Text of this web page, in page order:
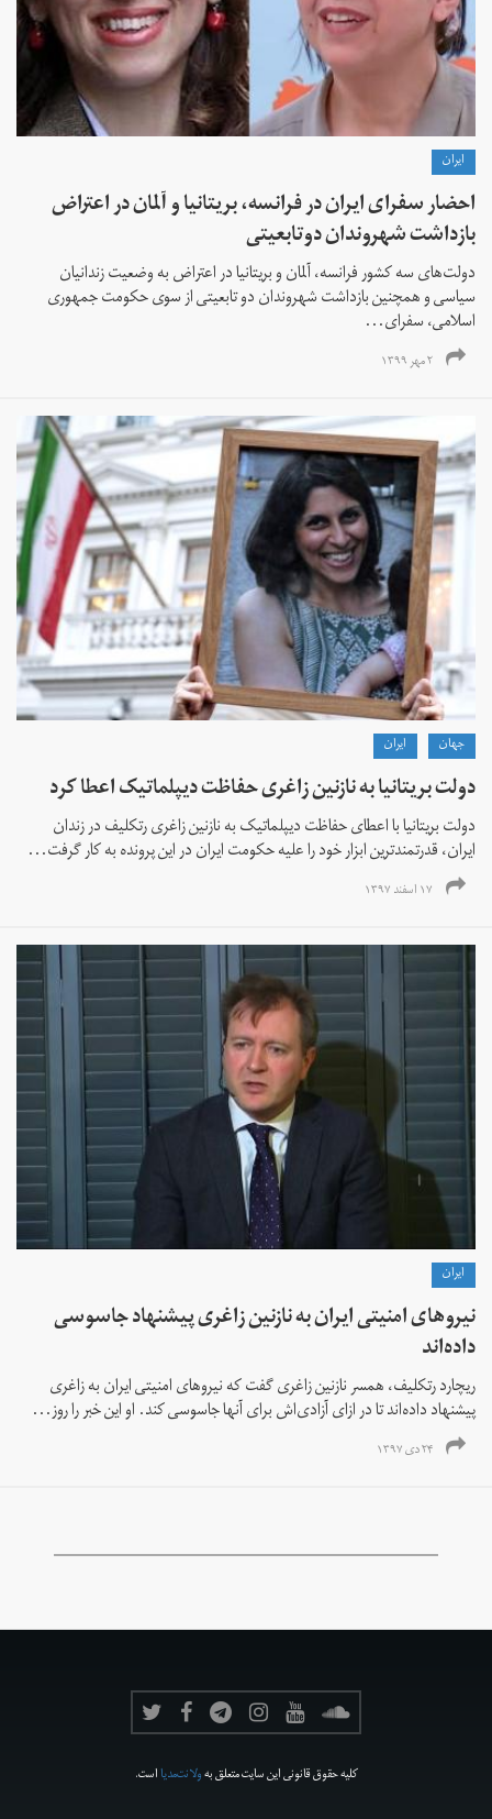
ايران
احضار سفرای ایران در فرانسه،‌ بریتانیا و آلمان در اعتراض
بازداشت شهروندان دوتابعیتی
دولت‌های سه کشور فرانسه،‌ آلمان و بریتانیا در اعتراض به وضعیت زندانیان
سیاسی و همچنین بازداشت شهروندان دو تابعیتی از سوی حکومت جمهوری
اسلامی، سفرای...
۲ مهر ۱۳۹۹
جهان ايران
دولت بریتانیا به نازنین زاغری حفاظت دیپلماتیک اعطا کرد
دولت بریتانیا با اعطای حفاظت دیپلماتیک به نازنین زاغری رتکلیف در زندان
ایران، قدرتمندترین ابزار خود را علیه حکومت ایران در این پرونده به کار گرفت...
۱۷ اسفند ۱۳۹۷
ايران
نیروهای امنیتی ایران به نازنین زاغری پیشنهاد جاسوسی
داده‌اند
ریچارد رتکلیف، همسر نازنین زاغری گفت که نیروهای امنیتی ایران به زاغری
پیشنهاد داده‌اند تا در ازای آزادی‌اش برای آنها جاسوسی کند. او این خبر را روز...
۲۴ دی ۱۳۹۷
کلیه حقوق قانونی این سایت متعلق بهولانت‌مدیااست.